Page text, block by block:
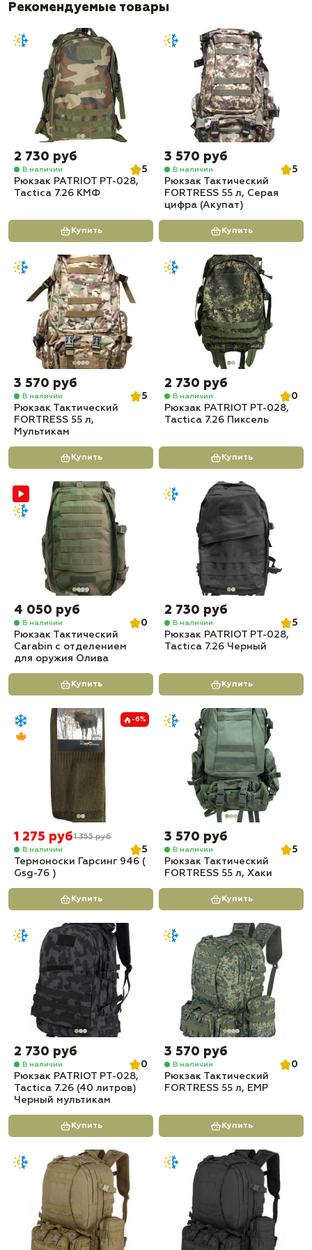
✅ Материал гидропака: химически нейтральный питьевой материал с
антибактериальной технологией Microban
✅ Чехол-рюкзак: адаптирован для удобного размещения и
переноски гидропака
✅ Материал рюкзака: нейлон и износостойкий материал Cordura
✅ Доставка по всей России
✅ Быстрая отправка
Рекомендуемые товары
2 730 руб
В наличии
5
Рюкзак PATRIOT РТ-028,
Tactica 7.26 КМФ
Купить
3 570 руб
В наличии
5
Рюкзак Тактический
FORTRESS 55 л, Серая
цифра (Акупат)
Купить
3 570 руб
В наличии
5
Рюкзак Тактический
FORTRESS 55 л,
Мультикам
Купить
2 730 руб
В наличии
0
Рюкзак PATRIOT РТ-028,
Tactica 7.26 Пиксель
Купить
4 050 руб
В наличии
0
Рюкзак Тактический
Carabin с отделением
для оружия Олива
Купить
2 730 руб
В наличии
5
Рюкзак PATRIOT РТ-028,
Tactica 7.26 Черный
Купить
-6%
1 275 руб1 355 руб
В наличии
5
Термоноски Гарсинг 946 (
Gsg-76 )
Купить
3 570 руб
В наличии
5
Рюкзак Тактический
FORTRESS 55 л, Хаки
Купить
2 730 руб
В наличии
0
Рюкзак PATRIOT РТ-028,
Tactica 7.26 (40 литров)
Черный мультикам
Купить
3 570 руб
В наличии
0
Рюкзак Тактический
FORTRESS 55 л, ЕМР
Купить